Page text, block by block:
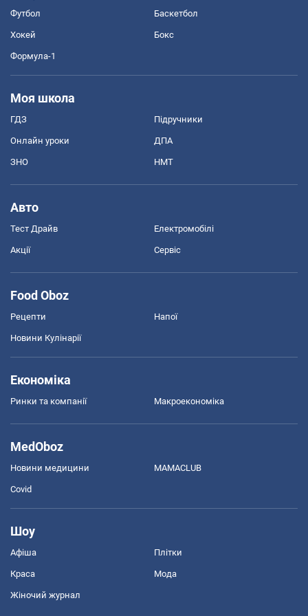
Футбол Баскетбол
Хокей Бокс
Формула-1
Моя школа
ГДЗ Підручники
Онлайн уроки ДПА
ЗНО НМТ
Авто
Тест Драйв Електромобілі
Акції Сервіс
Food Oboz
Рецепти Напої
Новини Кулінарії
Економіка
Ринки та компанії Макроекономіка
MedOboz
Новини медицини MAMACLUB
Covid
Шоу
Афіша Плітки
Краса Мода
Жіночий журнал